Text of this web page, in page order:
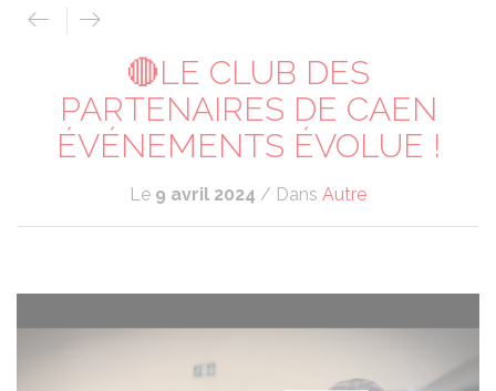
🔴LE CLUB DES
PARTENAIRES DE CAEN
ÉVÉNEMENTS ÉVOLUE !
Le 9 avril 2024 / Dans Autre